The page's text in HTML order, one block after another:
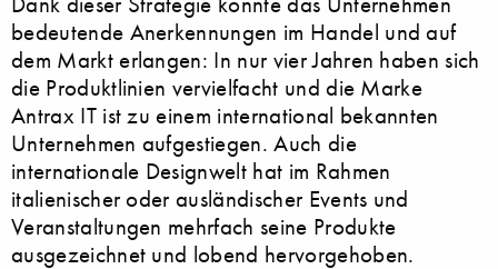
bedeutende Anerkennungen im Handel und auf
dem Markt erlangen: In nur vier Jahren haben sich
die Produktlinien vervielfacht und die Marke
Antrax IT ist zu einem international bekannten
Unternehmen aufgestiegen. Auch die
internationale Designwelt hat im Rahmen
italienischer oder ausländischer Events und
Veranstaltungen mehrfach seine Produkte
ausgezeichnet und lobend hervorgehoben.